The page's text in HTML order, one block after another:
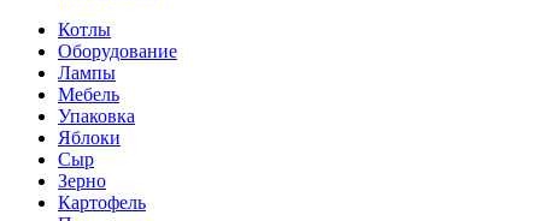
Котлы
Оборудование
Лампы
Мебель
Упаковка
Яблоки
Сыр
Зерно
Картофель